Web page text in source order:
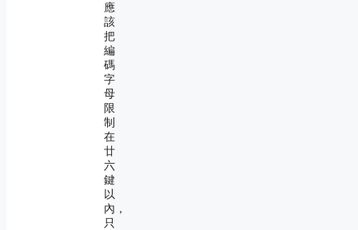
應
該
把
編
碼
字
母
限
制
在
廿
六
鍵
以
內，
只